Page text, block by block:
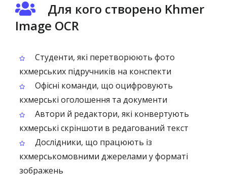
Для кого створено Khmer
Image OCR
Студенти, які перетворюють фото
кхмерських підручників на конспекти
Офісні команди, що оцифровують
кхмерські оголошення та документи
Автори й редактори, які конвертують
кхмерські скріншоти в редагований текст
Дослідники, що працюють із
кхмерськомовними джерелами у форматі
зображень